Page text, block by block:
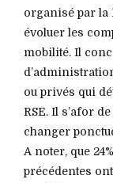
organisé par
évoluer les
mobilité. Il
ou privés qui
RSE. Il s’afor
changer
A noter, que
précédentes